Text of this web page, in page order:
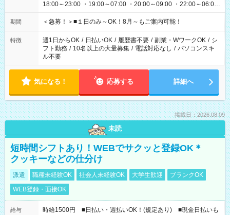
18:00～23:00 ・19:00～07:00 ・20:00～09:00 ・22:00～06:00
etc ★最短で3時間で5,120円のお仕事から 15時間で2万円近く稼
げるお仕事も！ ご希望のお時間に合わせてご紹介！ ※シフトは
ください！
期間 ＜急募！＞■１日のみ～OK！8月～もご案内可能！
特徴 週1日からOK / 日払いOK / 履歴書不要 / 副業・WワークOK / シ
フト勤務 / 10名以上の大量募集 / 電話対応なし / パソコンスキ
ル不要
気になる！ 応募する 詳細へ
掲載日：2026.08.09
未読
短時間シフトあり！WEBでサクッと登録OK＊
クッキーなどの仕分け
派遣 職種未経験OK 社会人未経験OK 大学生歓迎
ブランクOK
WEB登録・面接OK
給与
時給1500円 ■日払い・週払いOK！(規定あり) ■現金日払いも